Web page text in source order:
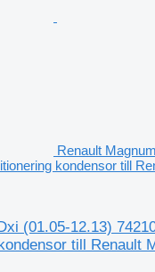
Renault
kondensor till
(01.05-12.13)
till Renault